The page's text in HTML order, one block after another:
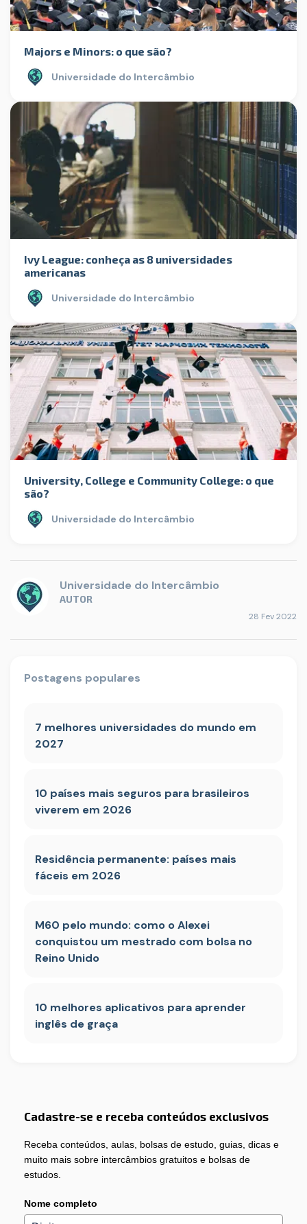
Majors e Minors: o que são?
Universidade do Intercâmbio
Ivy League: conheça as 8 universidades
americanas
Universidade do Intercâmbio
University, College e Community College: o que
são?
Universidade do Intercâmbio
Universidade do Intercâmbio
AUTOR
28 Fev 2022
Postagens populares
7 melhores universidades do mundo em
2027
10 países mais seguros para brasileiros
viverem em 2026
Residência permanente: países mais
fáceis em 2026
M60 pelo mundo: como o Alexei
conquistou um mestrado com bolsa no
Reino Unido
10 melhores aplicativos para aprender
inglês de graça
Cadastre-se e receba conteúdos exclusivos
Receba conteúdos, aulas, bolsas de estudo, guias, dicas e
muito mais sobre intercâmbios gratuitos e bolsas de
estudos.
Nome completo